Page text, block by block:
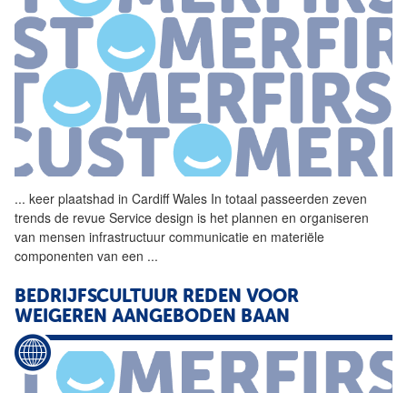
... keer plaatshad in CardiffWales In totaal passeerden zeven
trends de revue Service design is het plannen en organiseren
van mensen infrastructuur communicatie en materiële
componenten van een ...
BEDRIJFSCULTUUR REDEN VOOR
WEIGEREN AANGEBODEN BAAN